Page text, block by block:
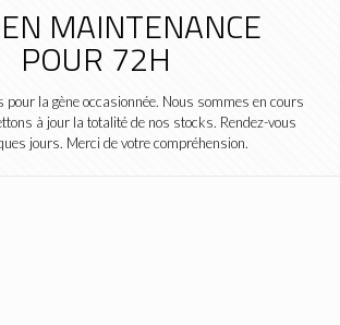
MAINTENANCE
POUR 72H
pour la gène occasionnée. Nous sommes en cours
à jour la totalité de nos stocks. Rendez-vous
jours. Merci de votre compréhension.